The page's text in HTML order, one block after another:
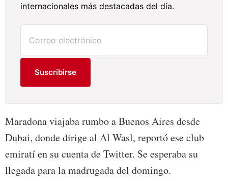
internacionales más destacadas del día.
Suscribirse
Maradona viajaba rumbo a Buenos Aires desde
Dubai, donde dirige al Al Wasl, reportó ese club
emiratí en su cuenta de Twitter. Se esperaba su
llegada para la madrugada del domingo.